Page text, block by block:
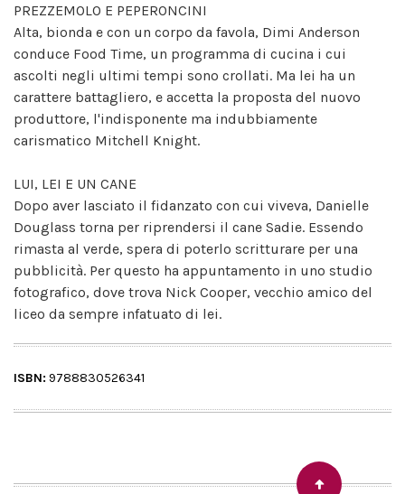
PREZZEMOLO E PEPERONCINI
Alta, bionda e con un corpo da favola, Dimi Anderson
conduce Food Time, un programma di cucina i cui
ascolti negli ultimi tempi sono crollati. Ma lei ha un
carattere battagliero, e accetta la proposta del nuovo
produttore, l'indisponente ma indubbiamente
carismatico Mitchell Knight.
LUI, LEI E UN CANE
Dopo aver lasciato il fidanzato con cui viveva, Danielle
Douglass torna per riprendersi il cane Sadie. Essendo
rimasta al verde, spera di poterlo scritturare per una
pubblicità. Per questo ha appuntamento in uno studio
fotografico, dove trova Nick Cooper, vecchio amico del
liceo da sempre infatuato di lei.
ISBN: 9788830526341